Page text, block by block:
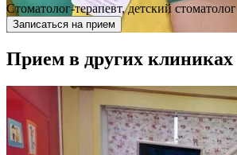
Стоматолог-терапевт, детский стоматолог
Записаться на прием
Прием в других клиниках